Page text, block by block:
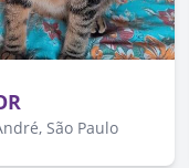
São Paulo